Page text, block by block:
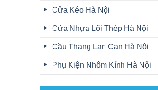
Cửa Kéo Hà Nội
Cửa Nhựa Lõi Thép Hà Nội
Cầu Thang Lan Can Hà Nội
Phụ Kiện Nhôm Kính Hà Nội